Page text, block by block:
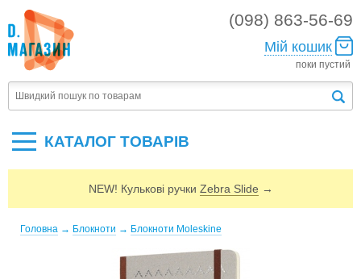
(098) 863-56-69
Мій кошик
поки пустий
КАТАЛОГ ТОВАРIВ
NEW! Кулькові ручки Zebra Slide →
Головна → Блокноти → Блокноти Moleskine